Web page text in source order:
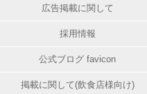
広告掲載に関して
採用情報
公式ブログ favicon
掲載に関して(飲食店様向け)